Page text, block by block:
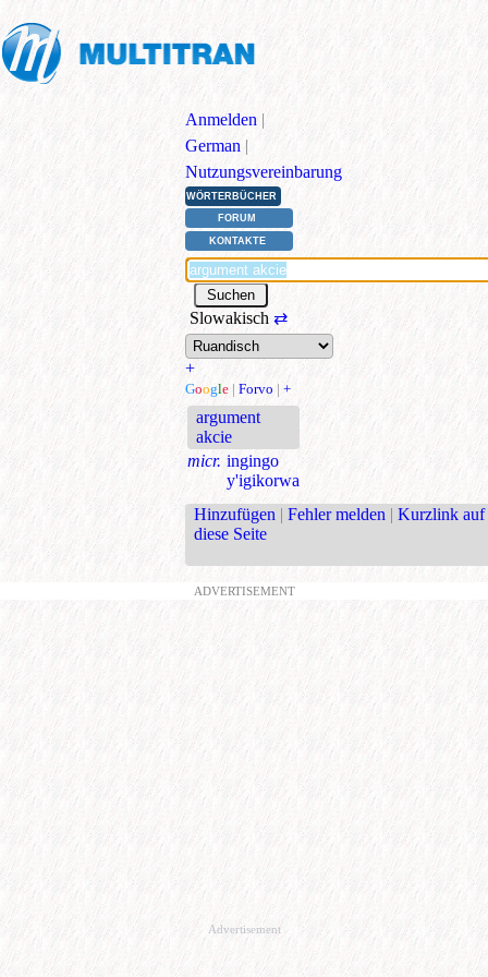
Anmelden |
German |
Nutzungsvereinbarung
WÖRTERBÜCHER
FORUM
KONTAKTE
Slowakisch ⇄
+
Google | Forvo | +
argument
akcie
micr. ingingo
y'igikorwa
Hinzufügen | Fehler melden | Kurzlink auf
diese Seite
ADVERTISEMENT
Advertisement